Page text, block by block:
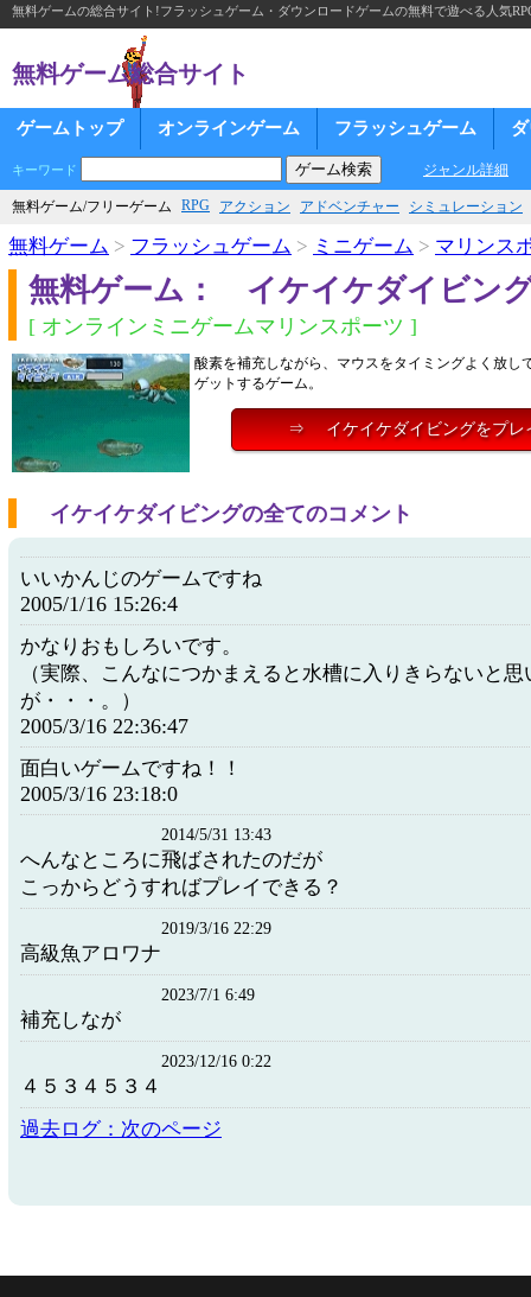
無料ゲームの総合サイト!フラッシュゲーム・ダウンロードゲームの無料で遊べる人気
無料ゲーム総合サイト
ゲームトップ オンラインゲーム フラッシュゲーム
キーワード ジャンル詳細
無料ゲーム/フリーゲーム RPG アクション アドベンチャー シミュレーション
無料ゲーム > フラッシュゲーム > ミニゲーム > マリンス
無料ゲーム： イケイケダイビン
[ オンラインミニゲームマリンスポーツ ]
酸素を補充しながら、マウスをタイミングよく放し
ゲットするゲーム。
⇒ イケイケダイビングをプレ
イケイケダイビングの全てのコメント
いいかんじのゲームですね
2005/1/16 15:26:4
かなりおもしろいです。
（実際、こんなにつかまえると水槽に入りきらないと思
が・・・。）
2005/3/16 22:36:47
面白いゲームですね！！
2005/3/16 23:18:0
2014/5/31 13:43
へんなところに飛ばされたのだが
こっからどうすればプレイできる？
2019/3/16 22:29
高級魚アロワナ
2023/7/1 6:49
補充しなが
2023/12/16 0:22
４５３４５３４
過去ログ：次のページ